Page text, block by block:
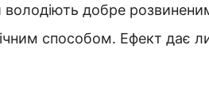
добре
способом. Ефект дає